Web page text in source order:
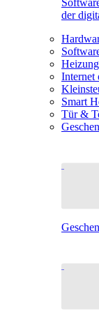
der
Internet
Smart
Tür &